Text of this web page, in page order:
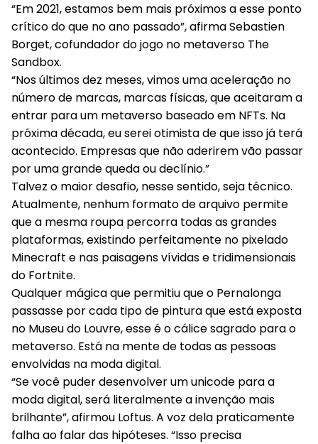
“Em 2021, estamos bem mais próximos a esse ponto
crítico do que no ano passado”, afirma Sebastien
Borget, cofundador do jogo no metaverso The
Sandbox.
“Nos últimos dez meses, vimos uma aceleração no
número de marcas, marcas físicas, que aceitaram a
entrar para um metaverso baseado em NFTs. Na
próxima década, eu serei otimista de que isso já terá
acontecido. Empresas que não aderirem vão passar
por uma grande queda ou declínio.”
Talvez o maior desafio, nesse sentido, seja técnico.
Atualmente, nenhum formato de arquivo permite
que a mesma roupa percorra todas as grandes
plataformas, existindo perfeitamente no pixelado
Minecraft e nas paisagens vívidas e tridimensionais
do Fortnite.
Qualquer mágica que permitiu que o Pernalonga
passasse por cada tipo de pintura que está exposta
no Museu do Louvre, esse é o cálice sagrado para o
metaverso. Está na mente de todas as pessoas
envolvidas na moda digital.
“Se você puder desenvolver um unicode para a
moda digital, será literalmente a invenção mais
brilhante”, afirmou Loftus. A voz dela praticamente
falha ao falar das hipóteses. “Isso precisa